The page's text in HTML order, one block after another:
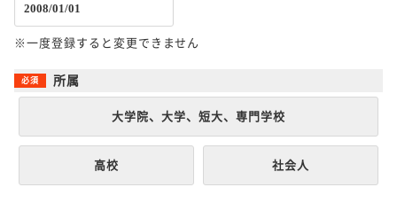
※一度登録すると変更できません
所属
大学院、大学、短大、専門学校
高校 社会人